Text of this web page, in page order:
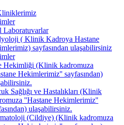
Laboratuvarlar
( Klinik Kadroya Hastane
sayfasından ulaşabilirsiniz
Hekimliği (Klinik kadromuza
Hekimlerimiz'' sayfasından)
Sağlığı ve Hastalıkları (Klinik
''Hastane Hekimlerimiz''
ulaşabilirsiniz.
(Cildiye) (Klinik kadromuza